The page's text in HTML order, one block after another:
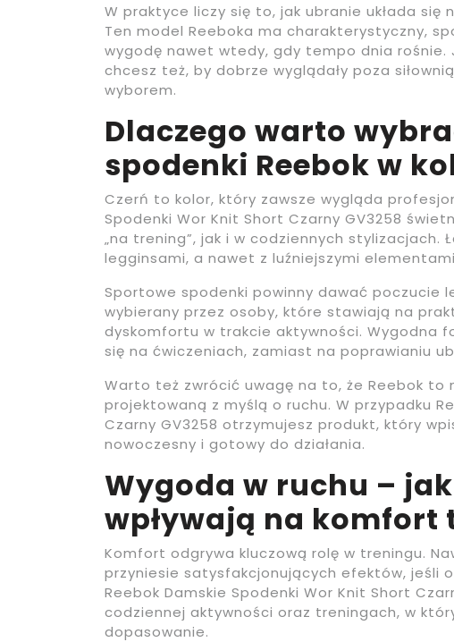
W praktyce liczy się to, jak ubranie układa się
Ten model Reeboka ma charakterystyczny,
wygodę nawet wtedy, gdy tempo dnia rośnie.
chcesz też, by dobrze wyglądały poza
wyborem.
Dlaczego warto
spodenki Reebok w
Czerń to kolor, który zawsze wygląda
Spodenki Wor Knit Short Czarny GV3258
„na trening”, jak i w codziennych
legginsami, a nawet z luźniejszymi
Sportowe spodenki powinny dawać poczucie
wybierany przez osoby, które stawiają na
dyskomfortu w trakcie aktywności. Wygodna
się na ćwiczeniach, zamiast na poprawianiu
Warto też zwrócić uwagę na to, że Reebok to
projektowaną z myślą o ruchu. W przypadku
Czarny GV3258 otrzymujesz produkt, który
nowoczesny i gotowy do działania.
Wygoda w ruchu –
wpływają na komfort
Komfort odgrywa kluczową rolę w treningu.
przyniesie satysfakcjonujących efektów, jeśli
Reebok Damskie Spodenki Wor Knit Short
codziennej aktywności oraz treningach, w
dopasowanie.